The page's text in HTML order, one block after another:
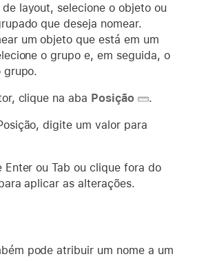
de layout, selecione o objeto ou
que deseja nomear.
um objeto que está em um
o grupo e, em seguida, o
grupo.
clique na aba Posição .
digite um valor para
Enter ou Tab ou clique fora do
aplicar as alterações.
pode atribuir um nome a um